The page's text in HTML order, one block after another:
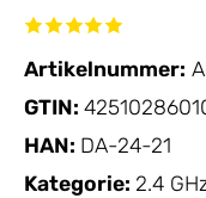
Artikelnummer:
GTIN:
HAN: DA-24-21
Kategorie: 2.4